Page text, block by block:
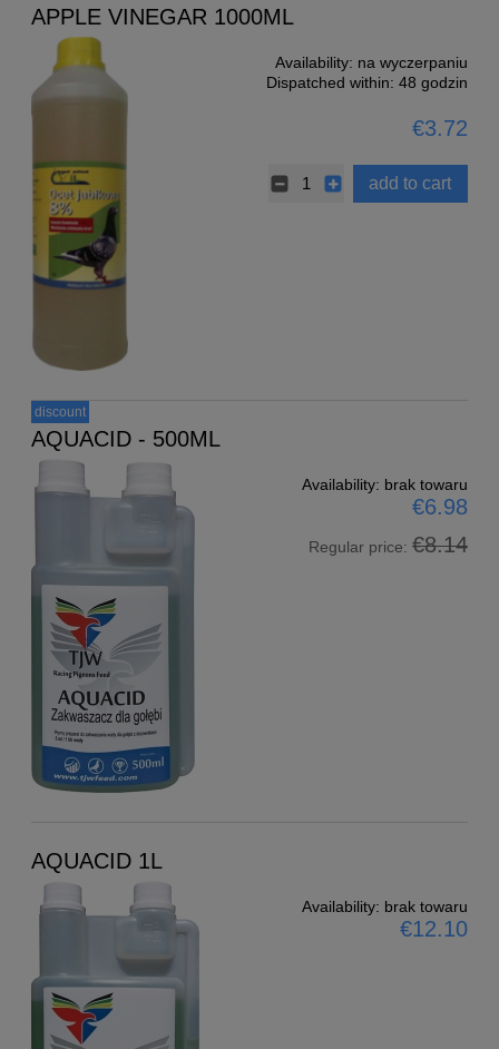
APPLE VINEGAR 1000ML
Availability: na wyczerpaniu
Dispatched within: 48 godzin
€3.72
add to cart
AQUACID - 500ML
Availability: brak towaru
€6.98
Regular price: €8.14
discount
AQUACID 1L
Availability: brak towaru
€12.10